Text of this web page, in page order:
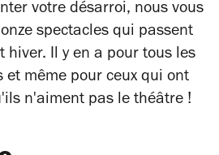
votre désarroi, nous vous
spectacles qui passent
hiver. Il y en a pour tous les
et même pour ceux qui ont
n'aiment pas le théâtre !